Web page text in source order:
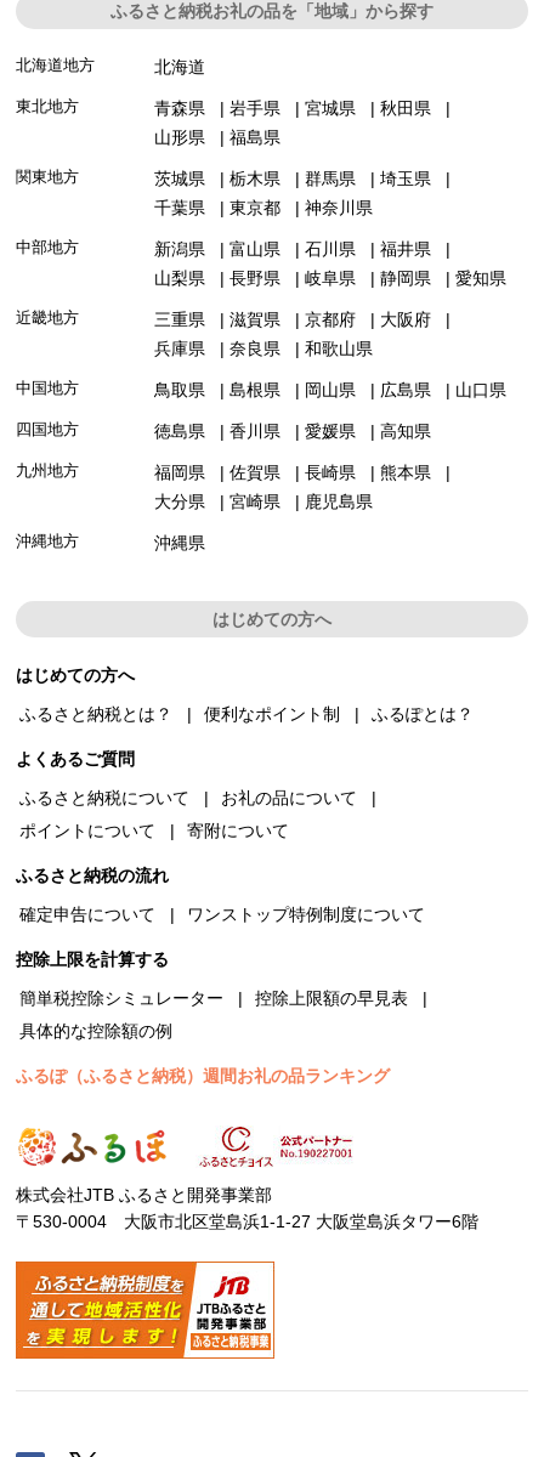
ふるさと納税お礼の品を「地域」から探す
北海道地方 北海道
東北地方 青森県 岩手県 宮城県
秋田県
山形県
福島県
関東地方 茨城県 栃木県 群馬県
埼玉県
千葉県
東京都 神奈川県
中部地方 新潟県 富山県 石川県
福井県
山梨県
長野県 岐阜県 静岡県 愛知県
近畿地方 三重県 滋賀県 京都府
大阪府
兵庫県
奈良県 和歌山県
中国地方 鳥取県 島根県 岡山県 広島県 山口県
四国地方 徳島県 香川県 愛媛県 高知県
九州地方 福岡県 佐賀県 長崎県
熊本県
大分県
宮崎県 鹿児島県
沖縄地方 沖縄県
はじめての方へ
はじめての方へ
ふるさと納税とは？
便利なポイント制 ふるぽとは？
よくあるご質問
ふるさと納税について
お礼の品について
ポイントについて
寄附について
ふるさと納税の流れ
確定申告について
ワンストップ特例制度について
控除上限を計算する
簡単税控除シミュレーター
控除上限額の早見表
具体的な控除額の例
ふるぽ（ふるさと納税）週間お礼の品ランキング
株式会社JTB ふるさと開発事業部
〒530-0004 大阪市北区堂島浜1-1-27 大阪堂島浜タワー6階